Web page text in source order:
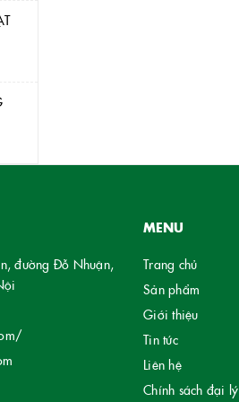
đường Đỗ Nhuận,
MENU
Trang chủ
Sản phẩm
Giới thiệu
Tin tức
Liên hệ
Chính sách đại lý